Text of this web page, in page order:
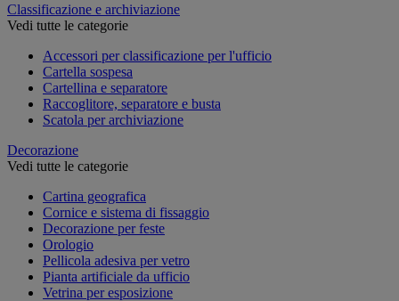
Classificazione e archiviazione
Vedi tutte le categorie
Accessori per classificazione per l'ufficio
Cartella sospesa
Cartellina e separatore
Raccoglitore, separatore e busta
Scatola per archiviazione
Decorazione
Vedi tutte le categorie
Cartina geografica
Cornice e sistema di fissaggio
Decorazione per feste
Orologio
Pellicola adesiva per vetro
Pianta artificiale da ufficio
Vetrina per esposizione